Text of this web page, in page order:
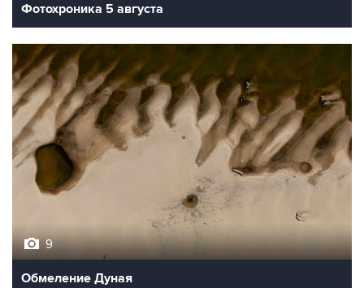
Фотохроника 5 августа
9
Обмеление Дуная